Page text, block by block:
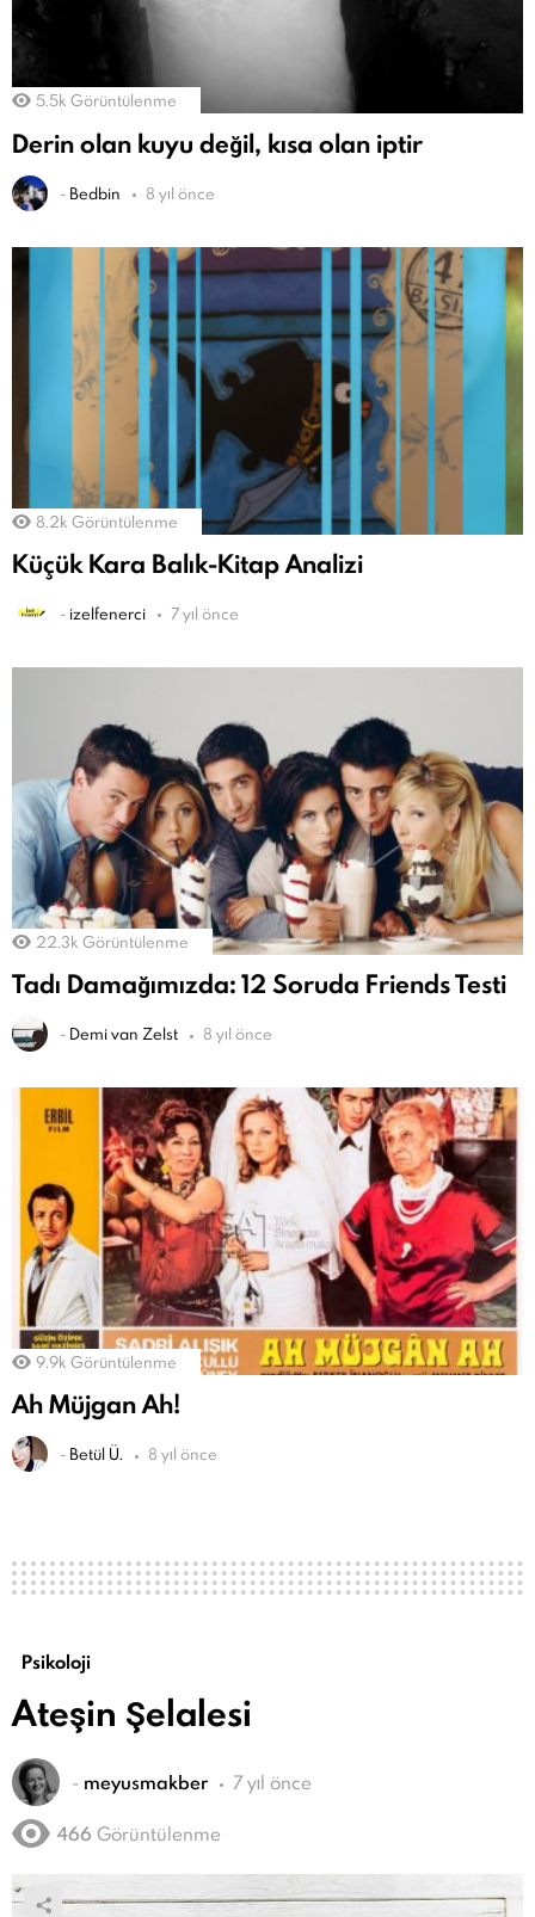
5.5k Görüntülenme
Derin olan kuyu değil, kısa olan iptir
- Bedbin 8 yıl önce
8.2k Görüntülenme
Küçük Kara Balık-Kitap Analizi
- izelfenerci 7 yıl önce
22.3k Görüntülenme
Tadı Damağımızda: 12 Soruda Friends Testi
- Demi van Zelst 8 yıl önce
9.9k Görüntülenme
Ah Müjgan Ah!
- Betül Ü. 8 yıl önce
Psikoloji
Ateşin Şelalesi
- meyusmakber 7 yıl önce
466 Görüntülenme